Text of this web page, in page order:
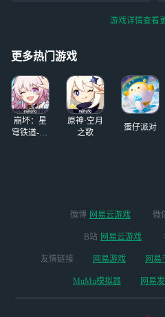
服，会玩区别对待
还那么低，那么卡，玩的真
就很流畅高清，这个跟坨答
游戏详情查看
更多热门游戏
崩坏：星
穹铁道-4.4
原神·空月
之歌
蛋仔派对
微博 网易云游戏 微
B站 网易云游戏
友情链接 网易游戏 网易
MuMu模拟器 网易